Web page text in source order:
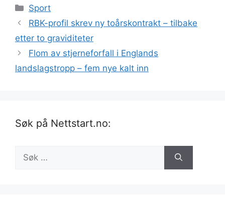
Kategorier
Sport
RBK-profil skrev ny toårskontrakt – tilbake
etter to graviditeter
Flom av stjerneforfall i Englands
landslagstropp – fem nye kalt inn
Søk på Nettstart.no:
etter: